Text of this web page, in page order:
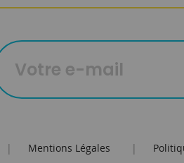
| Mentions Légales |